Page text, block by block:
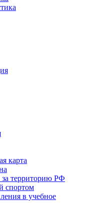
карта
за территорию РФ
спортом
в учебное